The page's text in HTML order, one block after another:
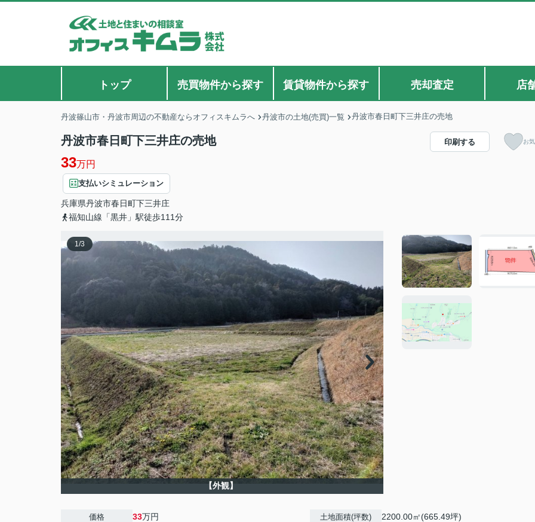
トップ 売買物件から探す 賃貸物件から探す 売却査定 店
丹波篠山市・丹波市周辺の不動産ならオフィスキムラへ 丹波市の土地(売買)一覧 丹波市春日町下三井庄の売地
丹波市春日町下三井庄の売地
33万円
支払いシミュレーション
兵庫県丹波市春日町下三井庄
福知山線「黒井」駅徒歩111分
印刷する お
1/3
【外観】
価格 33万円 土地面積(坪数) 2200.00㎡(665.49坪)